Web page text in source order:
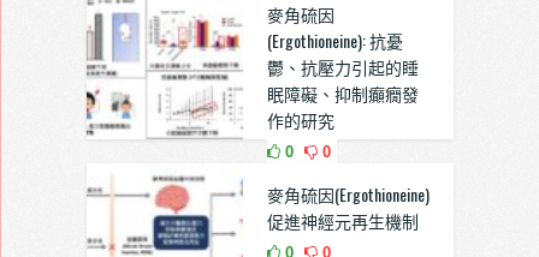
麥角硫因
(Ergothioneine): 抗憂
鬱、抗壓力引起的睡
眠障礙、抑制癲癇發
作的研究
0 0
麥角硫因(Ergothioneine)
促進神經元再生機制
0 0